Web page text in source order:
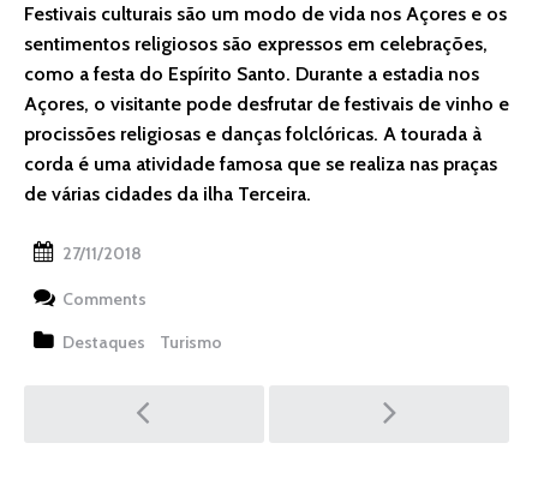
Festivais culturais são um modo de vida nos Açores e os
sentimentos religiosos são expressos em celebrações,
como a festa do Espírito Santo. Durante a estadia nos
Açores, o visitante pode desfrutar de festivais de vinho e
procissões religiosas e danças folclóricas. A tourada à
corda é uma atividade famosa que se realiza nas praças
de várias cidades da ilha Terceira.
27/11/2018
Comments
Destaques
Turismo
Post